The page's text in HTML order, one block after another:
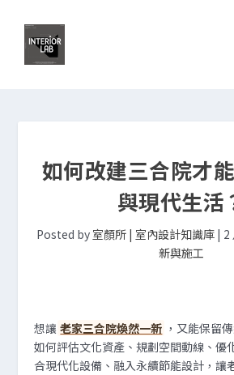
如何改建三合院才
與現代生活
Posted by 室顏所 | 室內設計知識庫| 2
新與施工
想讓 老家三合院煥然一新 ，又能保留
如何評估文化資產、規劃空間動線、優
合現代化設備、融入永續節能設計，讓